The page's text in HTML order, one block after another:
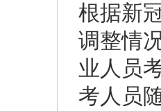
根据新
调整情
业人员
考人员